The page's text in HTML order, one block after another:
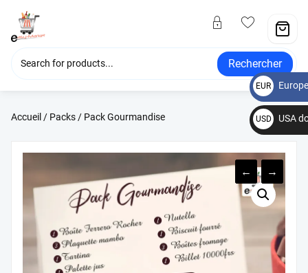
Rechercher
Accueil / Packs/ Pack Gourmandise
← →
EUR
€
USD
$
USA